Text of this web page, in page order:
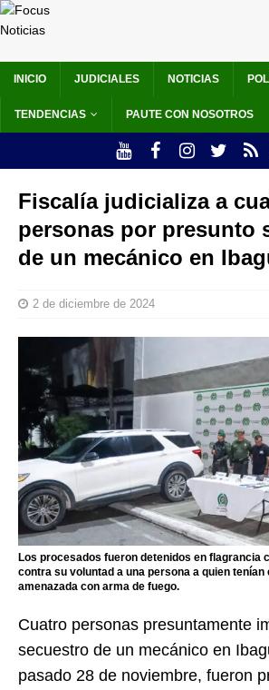
INICIO JUDICIALES NOTICIAS
TENDENCIAS PAUTE CON NOSOTROS
Fiscalía judicializa a
personas por presunto
de un mecánico en
2 de diciembre de 2024
Los procesados fueron detenidos en flagrancia
contra su voluntad a una persona a quien tenían
amenazada con arma de fuego.
Cuatro personas presuntamente
secuestro de un mecánico en
pasado 28 de noviembre, fueron